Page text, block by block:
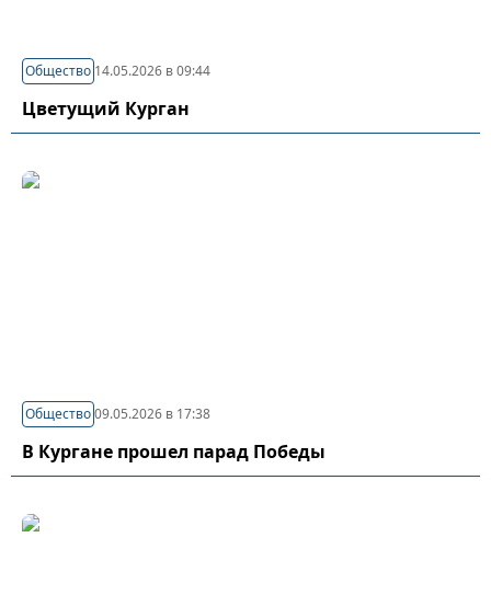
Общество 14.05.2026 в 09:44
Цветущий Курган
Общество09.05.2026 в 17:38
В Кургане прошел парад Победы